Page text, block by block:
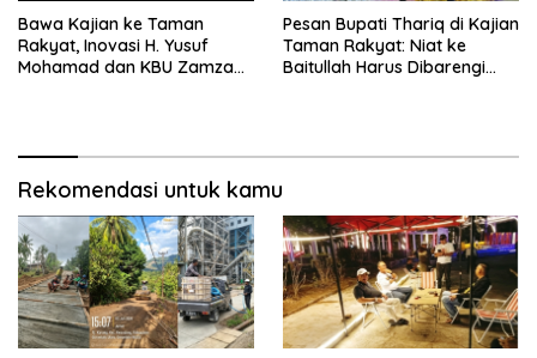
Bawa Kajian ke Taman
Rakyat, Inovasi H. Yusuf
Mohamad dan KBU Zamzam
Pesan Bupati Thariq di Kajian
Taman Rakyat: Niat ke
Baitullah Harus Dibarengi
Rekomendasi untuk kamu